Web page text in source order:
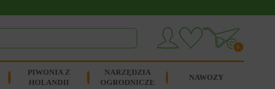
0
PIWONIA Z
HOLANDII
NARZĘDZIA
OGRODNICZE
NAWOZY